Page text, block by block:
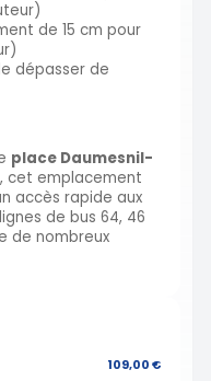
de 15 cm pour
dépasser de
place Daumesnil-
, cet emplacement
accès rapide aux
de bus 64, 46
de nombreux
109,00 €